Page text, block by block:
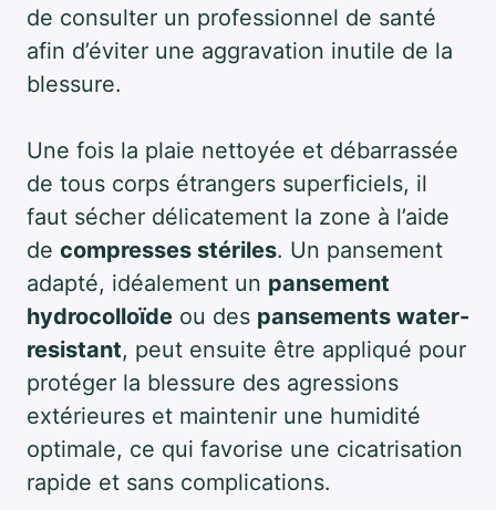
de consulter un professionnel de santé
afin d’éviter une aggravation inutile de la
blessure.
Une fois la plaie nettoyée et débarrassée
de tous corps étrangers superficiels, il
faut sécher délicatement la zone à l’aide
de compresses stériles. Un pansement
adapté, idéalement un pansement
hydrocolloïde ou des pansements water-
resistant, peut ensuite être appliqué pour
protéger la blessure des agressions
extérieures et maintenir une humidité
optimale, ce qui favorise une cicatrisation
rapide et sans complications.